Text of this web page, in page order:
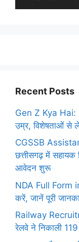
Recent Posts
Gen Z Kya Hai:
उम्र, विशेषताओं से
CGSSB
छत्तीसगढ़ में सहायक
आवेदन शुरू
NDA Full Form
करें, जानें पूरी
Railway
रेलवे ने निकाली